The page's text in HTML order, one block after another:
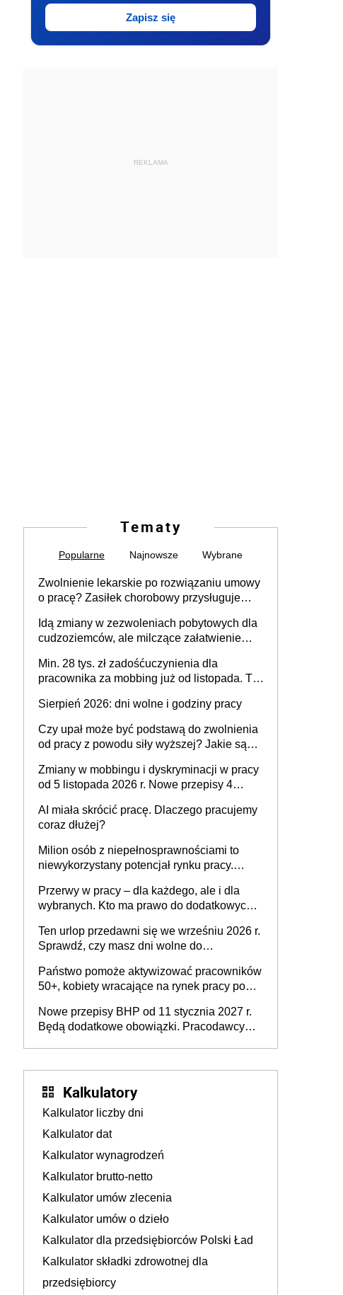
Zapisz się
REKLAMA
Tematy
Popularne Najnowsze Wybrane
Zwolnienie lekarskie po rozwiązaniu umowy
o pracę? Zasiłek chorobowy przysługuje
dni od ustania stosunku pracy
Idą zmiany w zezwoleniach pobytowych dla
cudzoziemców, ale milczące załatwienie
Min. 28 tys. zł zadośćuczynienia dla
pracownika za mobbing już od listopada. To
zespołu
Sierpień 2026: dni wolne i godziny pracy
Czy upał może być podstawą do zwolnienia
od pracy z powodu siły wyższej? Jakie są
Zmiany w mobbingu i dyskryminacji w pracy
od 5 listopada 2026 r. Nowe przepisy 4
Ustaw
AI miała skrócić pracę. Dlaczego pracujemy
coraz dłużej?
Milion osób z niepełnosprawnościami to
niewykorzystany potencjał rynku pracy.
dofinansowań czy refundacji, ale bariery po
stronie systemu i świadomości
pracodawców [WYWIAD]
Przerwy w pracy – dla każdego, ale i dla
wybranych. Kto ma prawo do dodatkowych
Ten urlop przedawni się we wrześniu 2026 r.
Sprawdź, czy masz dni wolne do
Państwo pomoże aktywizować pracowników
50+, kobiety wracające na rynek pracy po
osoby neuroatypowe. Powstanie Fundusz
na rzecz Inkluzywności w Zatrudnianiu?
Nowe przepisy BHP od 11 stycznia 2027 r.
Będą dodatkowe obowiązki. Pracodawcy
Kalkulatory
Kalkulator liczby dni
Kalkulator dat
Kalkulator wynagrodzeń
Kalkulator brutto-netto
Kalkulator umów zlecenia
Kalkulator umów o dzieło
Kalkulator dla przedsiębiorców Polski Ład
Kalkulator składki zdrowotnej dla
przedsiębiorcy